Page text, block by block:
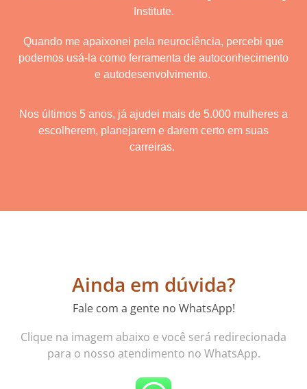
Institute.
Quando me apaixonei pela neurociência, percebi que
podemos usá-la como ferramenta de autoconhecimento
e autodesenvolvimento.
Nos últimos 5 anos, já ajudei mais de 5.000 mulheres a
escolherem, planejarem e darem certo em suas
carreiras.
Ainda em dúvida?
Fale com a gente no WhatsApp!
Clique na imagem abaixo e você será redirecionada
para o nosso atendimento no WhatsApp.